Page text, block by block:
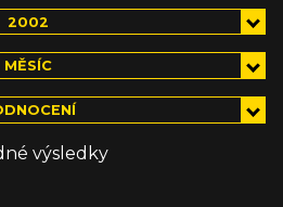
2002
MĚSÍC
výsledky